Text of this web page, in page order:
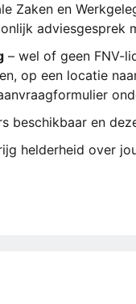
Zaken en
adviesgesprek
– wel of geen FNV-
op een locatie
beschikbaar en
helderheid over